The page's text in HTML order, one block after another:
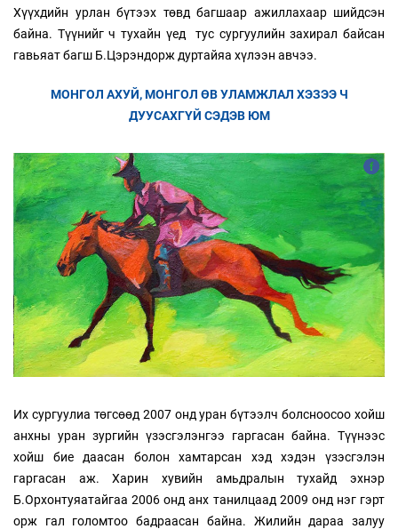
Хүүхдийн урлан бүтээх төвд багшаар ажиллахаар шийдсэн
байна. Түүнийг ч тухайн үед тус сургуулийн захирал байсан
гавьяат багш Б.Цэрэндорж дуртайяа хүлээн авчээ.
МОНГОЛ АХУЙ, МОНГОЛ ӨВ УЛАМЖЛАЛ ХЭЗЭЭ Ч
ДУУСАХГҮЙ СЭДЭВ ЮМ
Их сургуулиа төгсөөд 2007 онд уран бүтээлч болсноосоо хойш
анхны уран зургийн үзэсгэлэнгээ гаргасан байна. Түүнээс
хойш бие даасан болон хамтарсан хэд хэдэн үзэсгэлэн
гаргасан аж. Харин хувийн амьдралын тухайд эхнэр
Б.Орхонтуяатайгаа 2006 онд анх танилцаад 2009 онд нэг гэрт
орж гал голомтоо бадраасан байна. Жилийн дараа залуу